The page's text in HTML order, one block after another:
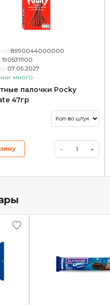
8990044000000
1905311100
07.05.2027
много
палочки Pocky
47гр
- +